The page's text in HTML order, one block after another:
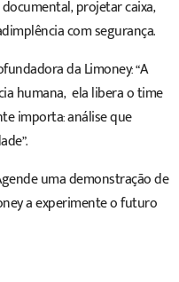
projetar caixa,
com segurança.
da Limoney: “A
humana, ela libera o time
importa: análise que
uma demonstração de
a experimente o futuro